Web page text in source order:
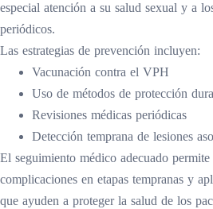
especial atención a su salud sexual y a
periódicos.
Las estrategias de prevención incluyen:
Vacunación contra el VPH
Uso de métodos de protección
Revisiones médicas periódicas
Detección temprana de lesiones
El seguimiento médico adecuado
complicaciones en etapas tempranas y
que ayuden a proteger la salud de los